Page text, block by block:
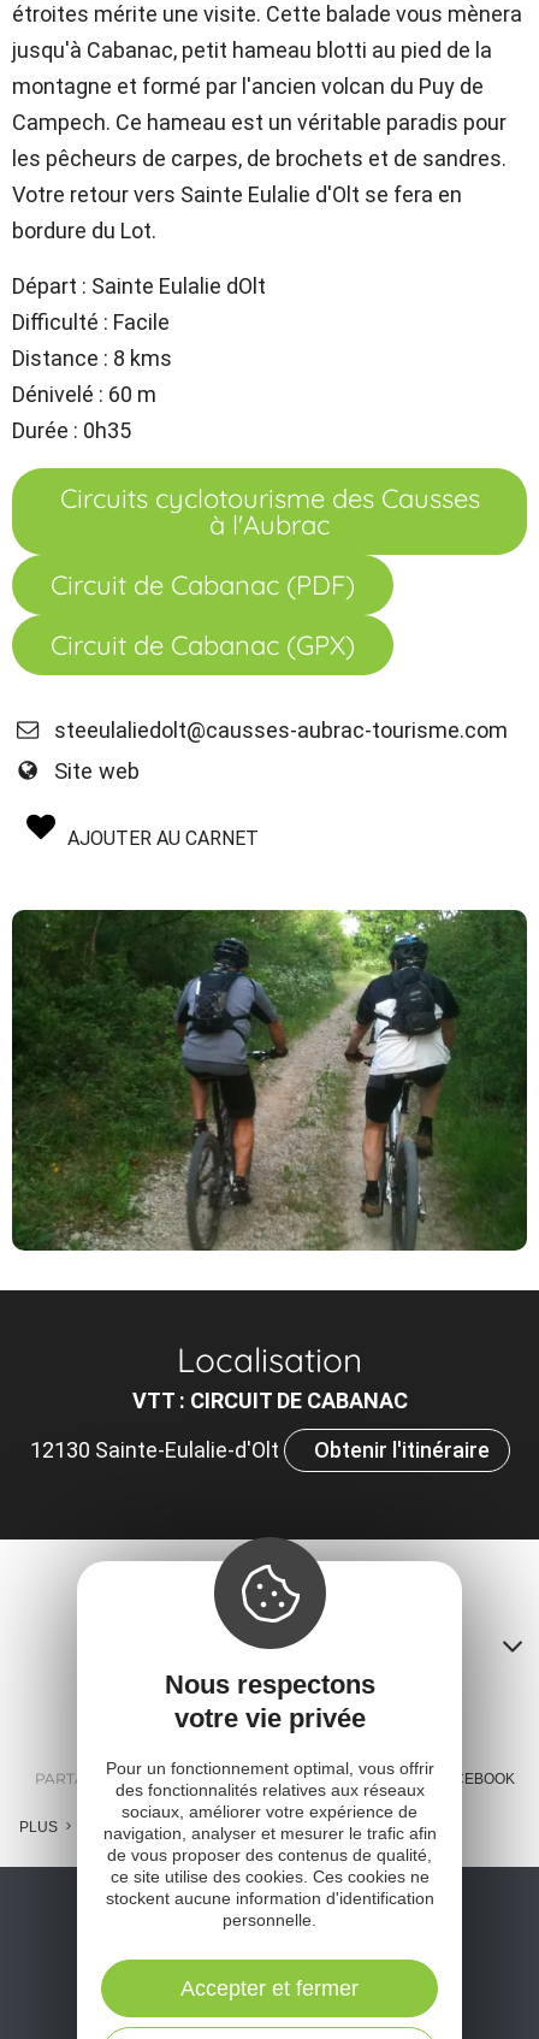
étroites mérite une visite. Cette balade vous mènera
jusqu'à Cabanac, petit hameau blotti au pied de la
montagne et formé par l'ancien volcan du Puy de
Campech. Ce hameau est un véritable paradis pour
les pêcheurs de carpes, de brochets et de sandres.
Votre retour vers Sainte Eulalie d'Olt se fera en
bordure du Lot.
Départ : Sainte Eulalie dOlt
Difficulté : Facile
Distance : 8 kms
Dénivelé : 60 m
Durée : 0h35
Circuits cyclotourisme des Causses
à l'Aubrac
Circuit de Cabanac (PDF)
Circuit de Cabanac (GPX)
steeulaliedolt@causses-aubrac-tourisme.com
Site web
AJOUTER AU CARNET
Localisation
VTT : CIRCUIT DE CABANAC
12130 Sainte-Eulalie-d'Olt
Obtenir l'itinéraire
Contacts
PARTAGER : E-MAIL MESSENGER FACEBOOK
PLUS
Nous respectons
votre vie privée
Pour un fonctionnement optimal, vous offrir
des fonctionnalités relatives aux réseaux
sociaux, améliorer votre expérience de
navigation, analyser et mesurer le trafic afin
de vous proposer des contenus de qualité,
ce site utilise des cookies. Ces cookies ne
stockent aucune information d'identification
personnelle.
Accepter et fermer